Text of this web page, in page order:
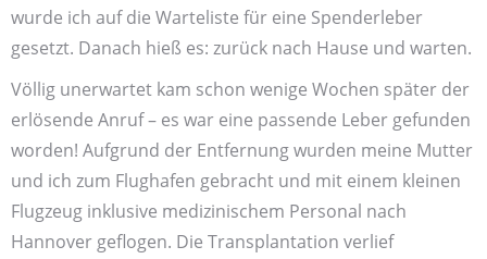
wurde ich auf die Warte­liste für eine Spender­leber
gesetzt. Danach hieß es: zurück nach Hause und warten.
Völlig unerwartet kam schon wenige Wochen später der
erlösende Anruf – es war eine passende Leber gefunden
worden! Aufgrund der Entfernung wurden meine Mutter
und ich zum Flug­hafen gebracht und mit einem kleinen
Flugzeug inklusive medizinischem Personal nach
Hannover geflogen. Die Transplantation verlief